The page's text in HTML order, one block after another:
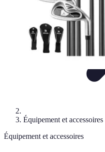
Équipement et accessoires
Équipement et accessoires